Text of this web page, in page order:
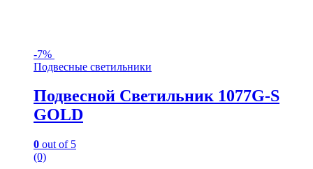
-7%
Подвесные светильники
Подвесной Светильник 1077G-S
GOLD
0 out of 5
(0)